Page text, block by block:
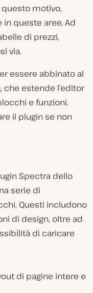
motivo,
queste aree. Ad
di prezzi,
via.
essere abbinato al
, che estende l’editor
e funzioni.
il plugin se non
Spectra dello
serie di
Questi includono
di design, oltre ad
di caricare
di pagine intere e